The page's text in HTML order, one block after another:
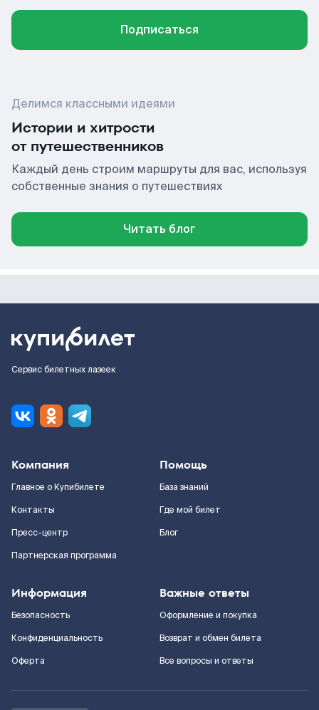
Подписаться
Делимся классными идеями
Истории и хитрости
от путешественников
Каждый день строим маршруты для вас, используя
собственные знания о путешествиях
Читать блог
Сервис билетных лазеек
Компания
Главное о Купибилете
Контакты
Пресс-центр
Партнерская программа
Помощь
База знаний
Где мой билет
Блог
Информация
Безопасность
Конфиденциальность
Оферта
Важные ответы
Оформление и покупка
Возврат и обмен билета
Все вопросы и ответы